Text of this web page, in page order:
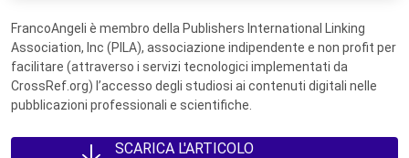
FrancoAngeli è membro della Publishers International Linking
Association, Inc (PILA), associazione indipendente e non profit per
facilitare (attraverso i servizi tecnologici implementati da
CrossRef.org) l’accesso degli studiosi ai contenuti digitali nelle
pubblicazioni professionali e scientifiche.
SCARICA L'ARTICOLO